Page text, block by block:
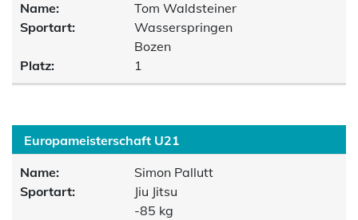
Name:
Tom Waldsteiner
Sportart:
Wasserspringen
Bozen
Platz:
1
Europameisterschaft U21
Name:
Simon Pallutt
Sportart:
Jiu Jitsu
-85 kg